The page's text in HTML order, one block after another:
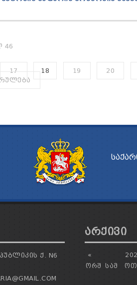
46
17 18 19 20
Ქ. N6
ᲐᲠᲥᲘᲕᲘ
«
ᲝᲠᲨ
ᲡᲐᲛ